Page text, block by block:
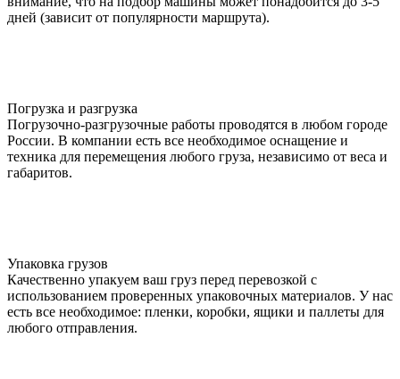
дней (зависит от популярности маршрута).
Погрузка и разгрузка
Погрузочно-разгрузочные работы проводятся в любом городе
России. В компании есть все необходимое оснащение и
техника для перемещения любого груза, независимо от веса и
габаритов.
Упаковка грузов
Качественно упакуем ваш груз перед перевозкой с
использованием проверенных упаковочных материалов. У нас
есть все необходимое: пленки, коробки, ящики и паллеты для
любого отправления.